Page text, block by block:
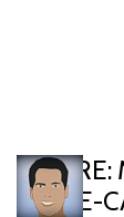
RE:
NO E-